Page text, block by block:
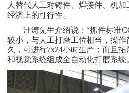
人替代人工对铸件、焊接件、机
经济上的可行性。
汪涛先生介绍说：“抓件标准
较小，与人工打磨工位相当，操
久，可进行7x24小时生产；而且
和视觉系统组成全自动化打磨系统